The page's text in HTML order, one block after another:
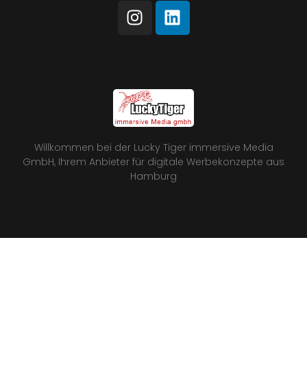
Willkommen bei der Lucky Tiger immersive Media
GmbH, Ihrem Anbieter für digitale Werbekonzepte aus
Hamburg